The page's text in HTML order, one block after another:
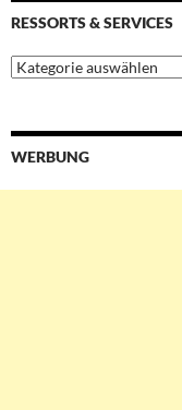
RESSORTS & SERVICES
Ressorts
&
WERBUNG